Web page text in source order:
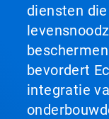
diensten
bevordert
integratie